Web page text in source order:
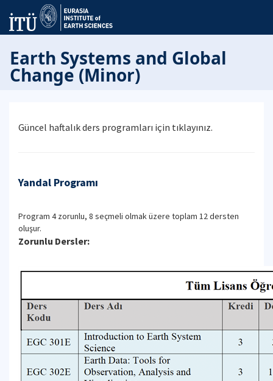
Earth Systems and Global
Change (Minor)
Güncel haftalık ders programları için tıklayınız.
Yandal Programı
Program 4 zorunlu, 8 seçmeli olmak üzere toplam 12 dersten
oluşur.
Zorunlu Dersler: